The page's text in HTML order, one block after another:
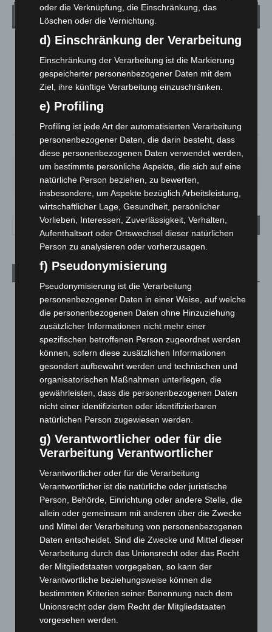
Wetter
Überwiegend Bewölkt
19.3° C 19.6°
65% 3.5m/s 56%
FR.
21°
SA.
26°
SO.
32°
MO.
31°
DI.
Aktuelle Beiträge
Hannover: Erste Tigermücken-Population in Niedersachsen
entdeckt
7. August 2026
Brand im „Haus der Begegnung“ in Neuwarmbüchen schnell
eingedämmt
6. August 2026
Region Hannover: 21 neue Notfallsanitäter starten beim
Roten Kreuz
5. August 2026
Mann läuft mit Hockeyschläger über A7 – Polizei sucht
Zeugen
5. August 2026
Celle: Mensch stirbt bei Bagger-Unfall auf Baustelle
5. August 2026
Gasleitung bei McDonald’s-Umbau in Langenhagen
beschädigt
5. August 2026
Anklage nach Abschaltung von „Archetyp Market“ erhoben
3. August 2026
oder die Verknüpfung, die Einschränkung, das
Löschen oder die Vernichtung.
d) Einschränkung der Verarbeitung
Einschränkung der Verarbeitung ist die Markierung
gespeicherter personenbezogener Daten mit dem
Ziel, ihre künftige Verarbeitung einzuschränken.
e) Profiling
Profiling ist jede Art der automatisierten Verarbeitung
personenbezogener Daten, die darin besteht, dass
diese personenbezogenen Daten verwendet werden,
um bestimmte persönliche Aspekte, die sich auf eine
natürliche Person beziehen, zu bewerten,
insbesondere, um Aspekte bezüglich Arbeitsleistung,
wirtschaftlicher Lage, Gesundheit, persönlicher
Vorlieben, Interessen, Zuverlässigkeit, Verhalten,
Aufenthaltsort oder Ortswechsel dieser natürlichen
Person zu analysieren oder vorherzusagen.
f) Pseudonymisierung
Pseudonymisierung ist die Verarbeitung
personenbezogener Daten in einer Weise, auf welche
die personenbezogenen Daten ohne Hinzuziehung
zusätzlicher Informationen nicht mehr einer
spezifischen betroffenen Person zugeordnet werden
können, sofern diese zusätzlichen Informationen
gesondert aufbewahrt werden und technischen und
organisatorischen Maßnahmen unterliegen, die
gewährleisten, dass die personenbezogenen Daten
nicht einer identifizierten oder identifizierbaren
natürlichen Person zugewiesen werden.
g) Verantwortlicher oder für die
Verarbeitung Verantwortlicher
Verantwortlicher oder für die Verarbeitung
Verantwortlicher ist die natürliche oder juristische
Person, Behörde, Einrichtung oder andere Stelle, die
allein oder gemeinsam mit anderen über die Zwecke
und Mittel der Verarbeitung von personenbezogenen
Daten entscheidet. Sind die Zwecke und Mittel dieser
Verarbeitung durch das Unionsrecht oder das Recht
der Mitgliedstaaten vorgegeben, so kann der
Verantwortliche beziehungsweise können die
bestimmten Kriterien seiner Benennung nach dem
Unionsrecht oder dem Recht der Mitgliedstaaten
vorgesehen werden.